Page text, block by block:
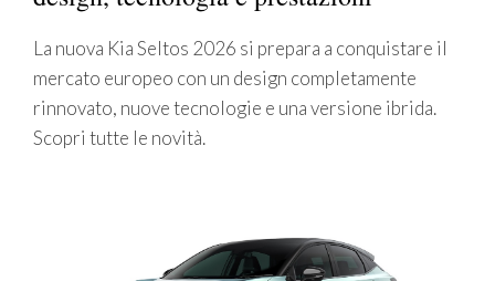
La nuova Kia Seltos 2026 si prepara a conquistare il
mercato europeo con un design completamente
rinnovato, nuove tecnologie e una versione ibrida.
Scopri tutte le novità.